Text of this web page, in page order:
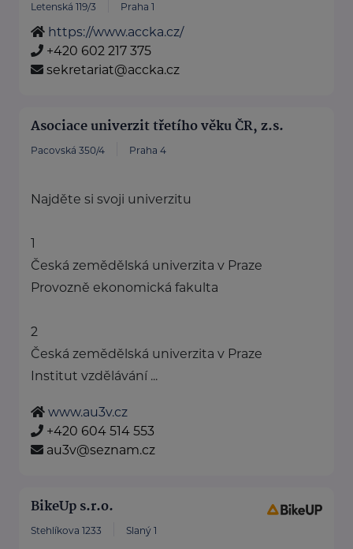
Letenská 119/3 Praha 1
https://www.accka.cz/
+420 602 217 375
sekretariat@accka.cz
Asociace univerzit třetího věku ČR, z.s.
Pacovská 350/4 Praha 4
Najděte si svoji univerzitu
1
Česká zemědělská univerzita v Praze
Provozně ekonomická fakulta
2
Česká zemědělská univerzita v Praze
Institut vzdělávání ...
www.au3v.cz
+420 604 514 553
au3v@seznam.cz
BikeUp s.r.o.
Stehlíkova 1233 Slaný 1